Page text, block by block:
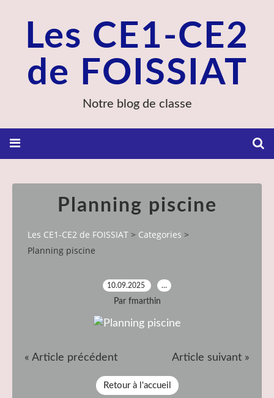
Les CE1-CE2
de FOISSIAT
Notre blog de classe
Planning piscine
Les CE1-CE2 de FOISSIAT > Categories >
Planning piscine
10.09.2025 …
Par fmarthin
« Article précédent Article suivant »
Retour à l'accueil